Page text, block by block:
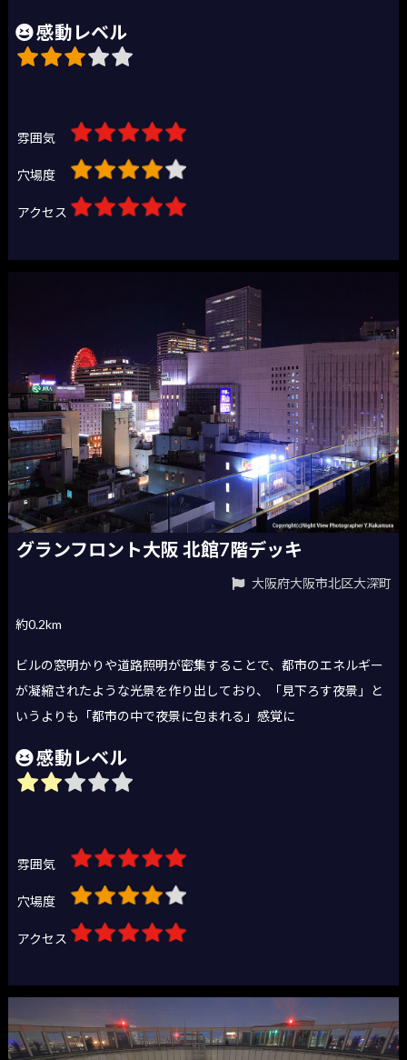
感動レベル
雰囲気
穴場度
アクセス
グランフロント大阪 北館7階デッキ
大阪府大阪市北区大深町
約0.2km
ビルの窓明かりや道路照明が密集することで、都市のエネルギー
が凝縮されたような光景を作り出しており、「見下ろす夜景」と
いうよりも「都市の中で夜景に包まれる」感覚に
感動レベル
雰囲気
穴場度
アクセス